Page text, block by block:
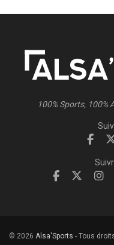
100% Sports, 100%
© 2026 Alsa'Sports - Tous